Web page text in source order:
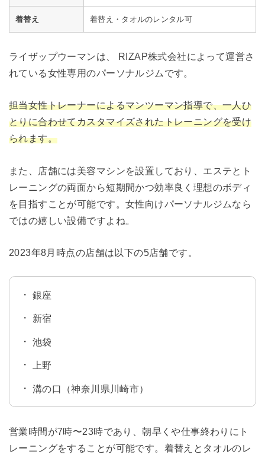
着替え 着替え・タオルのレンタル可
ライザップウーマンは、 RIZAP株式会社によって運営さ
れている女性専用のパーソナルジムです。
担当女性トレーナーによるマンツーマン指導で、一人ひ
とりに合わせてカスタマイズされたトレーニングを受け
られます。
また、店舗には美容マシンを設置しており、エステとト
レーニングの両面から短期間かつ効率良く理想のボディ
を目指すことが可能です。女性向けパーソナルジムなら
ではの嬉しい設備ですよね。
2023年8月時点の店舗は以下の5店舗です。
銀座
新宿
池袋
上野
溝の口（神奈川県川崎市）
営業時間が7時〜23時であり、朝早くや仕事終わりにト
レーニングをすることが可能です。着替えとタオルのレ